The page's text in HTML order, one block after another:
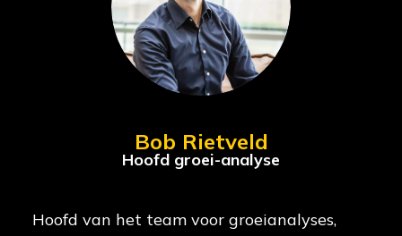
Bob Rietveld
Hoofd groei-analyse
Hoofd van het team voor groeianalyses,